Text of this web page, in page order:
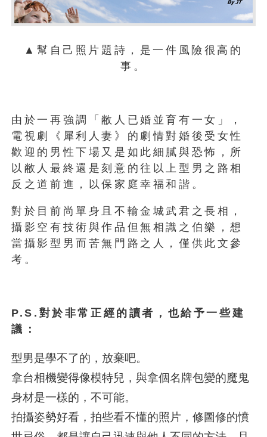
▲幫自己照片題詩，是一件風險很高的
事。
由於一再強調「敝人已婚並育有一女」，
電視劇《犀利人妻》的劇情對婚後受女性
歡迎的男性下場又是如此細膩與恐怖，所
以敝人最終還是刻意的往以上型男之路相
反之道前進，以保家庭幸福和諧。
對於目前尚單身且不輸金城武君之長相，
攝影空有技術與作品但無相識之伯樂，想
當攝影型男而苦無門路之人，僅供此文參
考。
P.S.對於非常正經的讀者，也給予一些建
議：
型男是學不了的，放棄吧。
拿台相機變得像模特兒，與拿個名牌包變的魔鬼
身材是一樣的，不可能。
拍攝姿勢好看，拍些看不懂的照片，修圖修的憤